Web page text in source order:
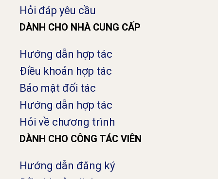
Hỏi đáp yêu cầu
DÀNH CHO NHÀ CUNG CẤP
Hướng dẫn hợp tác
Điều khoản hợp tác
Bảo mật đối tác
Hướng dẫn hợp tác
Hỏi về chương trình
DÀNH CHO CÔNG TÁC VIÊN
Hướng dẫn đăng ký